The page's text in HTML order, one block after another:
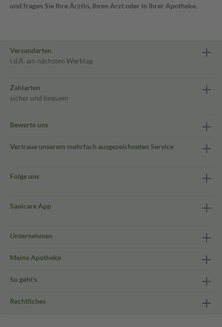
und fragen Sie Ihre Ärztin, Ihren Arzt oder in Ihrer Apotheke.
Versandarten
i.d.R. am nächsten Werktag
Zahlarten
sicher und bequem
Bewerte uns
Vertraue unserem mehrfach ausgezeichneten Service
Folge uns
Sanicare App
Unternehmen
Meine Apotheke
So geht's
Rechtliches